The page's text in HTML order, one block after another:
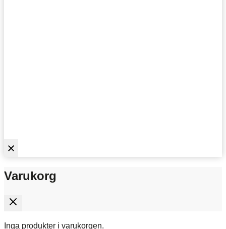
Varukorg
Inga produkter i varukorgen.